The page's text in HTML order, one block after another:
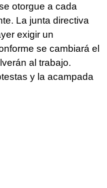
otorgue a cada
La junta directiva
exigir un
se cambiará el
al trabajo.
y la acampada